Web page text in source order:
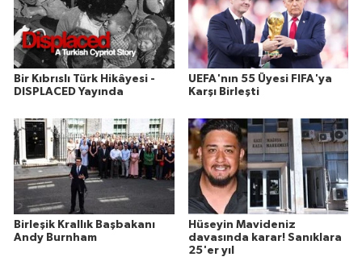
Bir Kıbrıslı Türk Hikâyesi -
DISPLACED Yayında
UEFA'nın 55 Üyesi FIFA'ya
Karşı Birleşti
Birleşik Krallık Başbakanı
Andy Burnham
Hüseyin Mavideniz
davasında karar! Sanıklara
25'er yıl